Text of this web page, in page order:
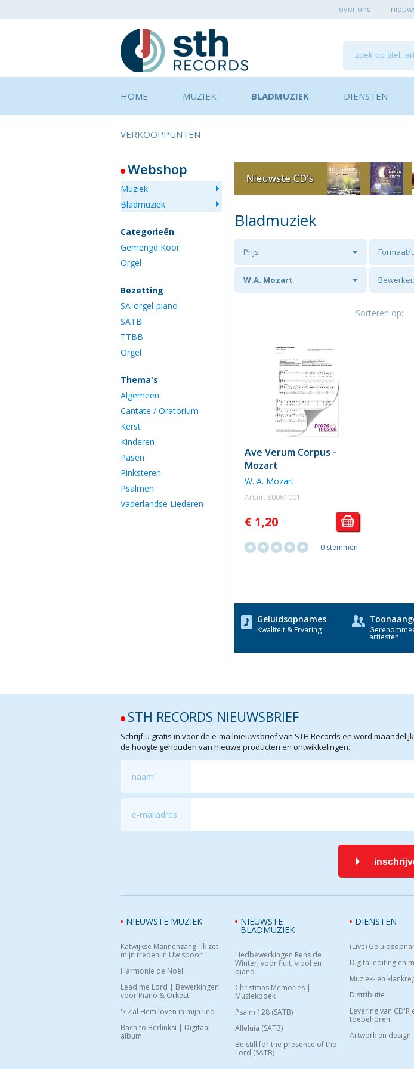
over ons
HOME MUZIEK BLADMUZIEK DIENSTEN
VERKOOPPUNTEN
Webshop
Muziek
Bladmuziek
Categorieën
Gemengd Koor
Orgel
Bezetting
SA-orgel-piano
SATB
TTBB
Orgel
Thema's
Algemeen
Cantate / Oratorium
Kerst
Kinderen
Pasen
Pinksteren
Psalmen
Vaderlandse Liederen
Bladmuziek
Prijs
W.A. Mozart
Sorteren op:
Ave Verum Corpus -
Mozart
W. A. Mozart
Art.nr. 80061001
€ 1,20
0 stemmen
Geluidsopnames
Kwaliteit & Ervaring
artiesten
STH RECORDS NIEUWSBRIEF
Schrijf u gratis in voor de e-mailnieuwsbrief van STH Records en word
de hoogte gehouden van nieuwe producten en ontwikkelingen.
naam:
e-mailadres:
NIEUWSTE MUZIEK
Katwijkse Mannenzang "Ik zet
mijn treden in Uw spoor!"
Harmonie de Noël
Lead me Lord | Bewerkingen
voor Piano & Orkest
'k Zal Hem loven in mijn lied
Bach to Berlinksi | Digitaal
album
NIEUWSTE
BLADMUZIEK
Liedbewerkingen Rens de
Winter, voor fluit, viool en
piano
Christmas Memories |
Muziekboek
Psalm 128 (SATB)
Alleluia (SATB)
Be still for the presence of the
Lord (SATB)
DIENSTEN
(Live)
Digital editing en
Muziek- en
Distributie
Levering van CD'R
toebehoren
Artwork en design